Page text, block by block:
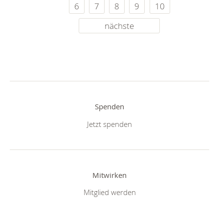
6
7 8 9
10
nächste
Spenden
Jetzt spenden
Mitwirken
Mitglied werden